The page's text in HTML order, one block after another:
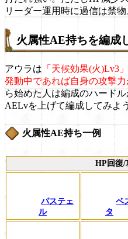
リーダー運用時に過信は禁物
火属性AE持ちを編成
アウラは 「天候効果(火)Lv3
発動中であれば自身の攻撃力
ら始めた人は編成のハード
AELvを上げて編成してみよう
火属性AE持ち一例
HP回復/
パステェ
ル
ベ
タ